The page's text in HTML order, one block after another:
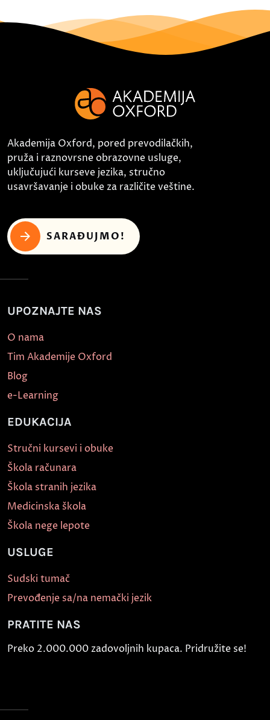
Akademija Oxford, pored prevodilačkih,
pruža i raznovrsne obrazovne usluge,
uključujući kurseve jezika, stručno
usavršavanje i obuke za različite veštine.
SARAĐUJMO!
UPOZNAJTE NAS
O nama
Tim Akademije Oxford
Blog
e-Learning
EDUKACIJA
Stručni kursevi i obuke
Škola računara
Škola stranih jezika
Medicinska škola
Škola nege lepote
USLUGE
Sudski tumač
Prevođenje sa/na nemački jezik
PRATITE NAS
Preko 2.000.000 zadovoljnih kupaca. Pridružite se!